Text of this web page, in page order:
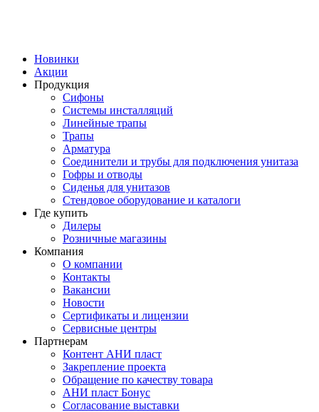
Новинки
Акции
Продукция
Сифоны
Системы инсталляций
Линейные трапы
Трапы
Арматура
Соединители и трубы для подключения унитаза
Гофры и отводы
Сиденья для унитазов
Стендовое оборудование и каталоги
Где купить
Дилеры
Розничные магазины
Компания
О компании
Контакты
Вакансии
Новости
Сертификаты и лицензии
Сервисные центры
Партнерам
Контент АНИ пласт
Закрепление проекта
Обращение по качеству товара
АНИ пласт Бонус
Согласование выставки